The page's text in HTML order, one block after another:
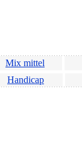
Mix mittel
Handicap